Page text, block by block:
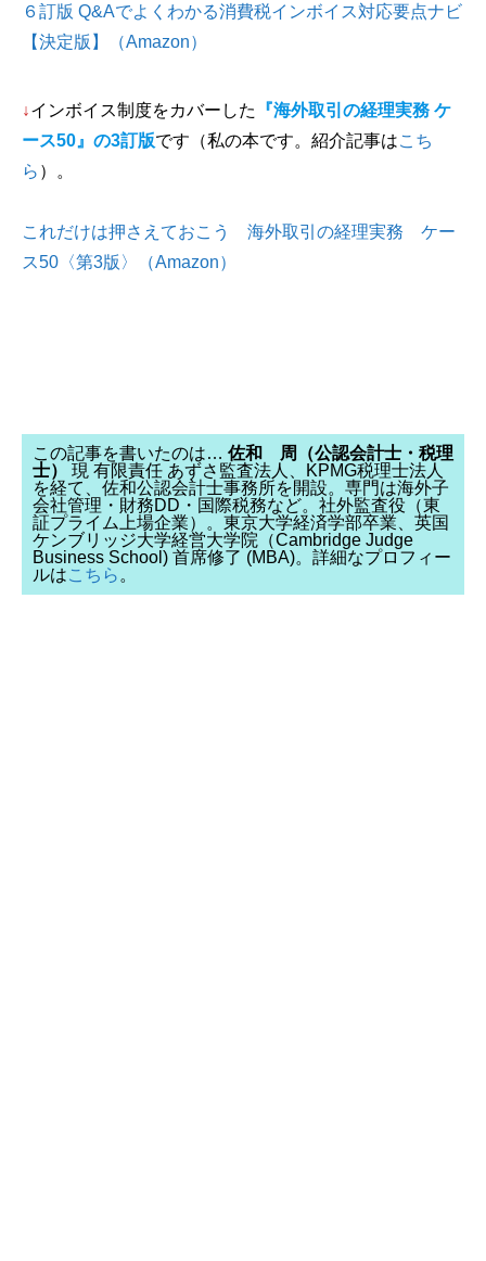
６訂版 Q&Aでよくわかる消費税インボイス対応要点ナビ
【決定版】（Amazon）
↓インボイス制度をカバーした
『海外取引の経理実務 ケ
ース50』の3訂版です（私の本です。紹介記事はこち
ら ）。
これだけは押さえておこう 海外取引の経理実務 ケー
ス50〈第3版〉（Amazon）
この記事を書いたのは… 佐和 周（公認会計士・税理
士）
現 有限責任 あずさ監査法人、KPMG税理士法人
を経て、佐和公認会計士事務所を開設。専門は海外子
会社管理・財務DD・国際税務など。社外監査役（東
証プライム上場企業）。東京大学経済学部卒業、英国
ケンブリッジ大学経営大学院（Cambridge Judge
Business School) 首席修了 (MBA)。詳細なプロフィー
ルはこちら 。